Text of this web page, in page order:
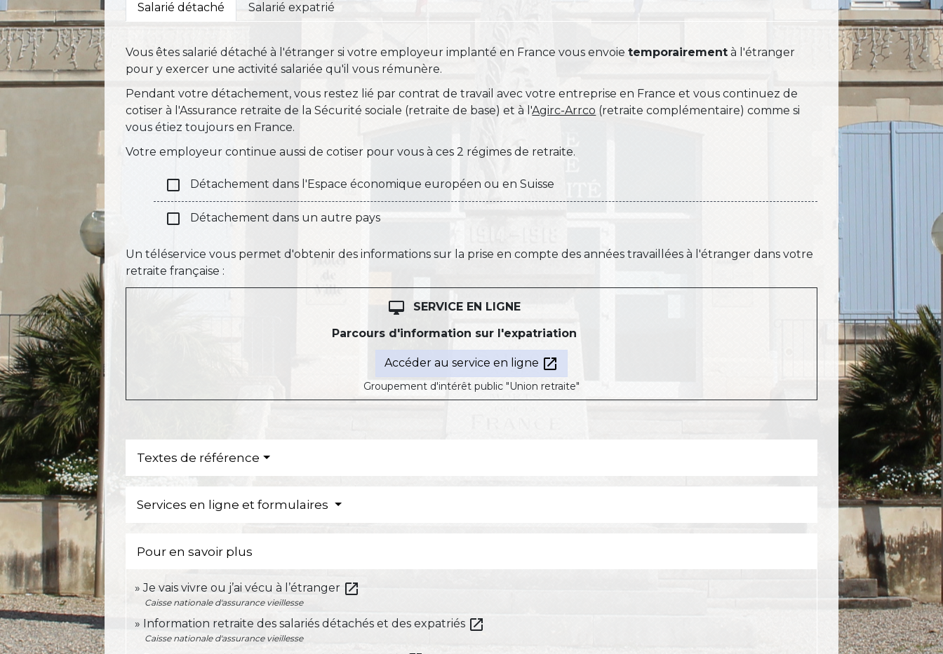
Salarié détaché Salarié expatrié
Vous êtes salarié détaché à l'étranger si votre employeur implanté en France vous envoietemporairement à l'étranger
pour y exercer une activité salariée qu'il vous rémunère.
Pendant votre détachement, vous restez lié par contrat de travail avec votre entreprise en France et vous continuez de
cotiser à l'Assurance retraite de la Sécurité sociale (retraite de base) et à l'Agirc-Arrco (retraite complémentaire) comme si
vous étiez toujours en France.
Votre employeur continue aussi de cotiser pour vous à ces 2 régimes de retraite.
check_box_outline_blank Détachement dans l'Espace économique européen ou en Suisse
check_box_outline_blank Détachement dans un autre pays
Un téléservice vous permet d'obtenir des informations sur la prise en compte des années travaillées à l'étranger dans votre
retraite française :
desktop_mac
SERVICE EN LIGNE
Parcours d'information sur l'expatriation
Accéder au service en ligne open_in_new
Groupement d'intérêt public "Union retraite"
Textes de référence
Services en ligne et formulaires
Pour en savoir plus
Je vais vivre ou j’ai vécu à l’étranger open_in_new
Caisse nationale d'assurance vieillesse
Information retraite des salariés détachés et des expatriés open_in_new
Caisse nationale d'assurance vieillesse